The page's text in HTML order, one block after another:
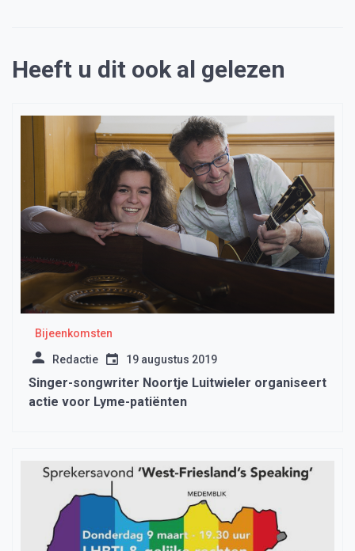
Heeft u dit ook al gelezen
Bijeenkomsten
Redactie 19 augustus 2019
Singer-songwriter Noortje Luitwieler organiseert
actie voor Lyme-patiënten